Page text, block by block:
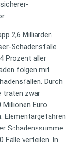
2,6 Milliarden
Schadensfälle
Prozent aller
folgen mit
Durch
traten zwar
Euro
Elementargefahren
Schadenssumme
Fälle verteilen. In